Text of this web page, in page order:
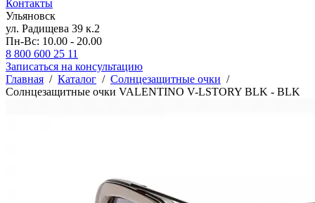
Контакты
Ульяновск
ул. Радищева 39 к.2
Пн-Вс: 10.00 - 20.00
8 800 600 25 11
Записаться на консультацию
Главная / Каталог / Солнцезащитные очки /
Солнцезащитные очки VALENTINO V-LSTORY BLK - BLK